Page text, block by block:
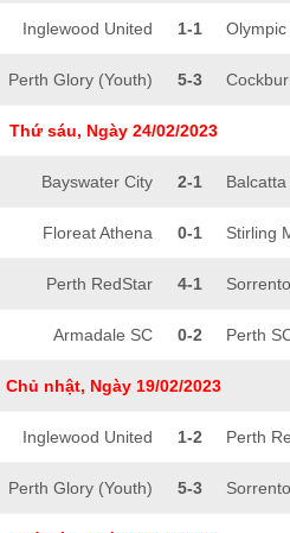
Inglewood United 1-1
Perth Glory (Youth) 5-3
Thứ sáu, Ngày 24/02/2023
Bayswater City 2-1
Floreat Athena 0-1 Stirling
Perth RedStar 4-1
Armadale SC 0-2 Perth
Chủ nhật, Ngày 19/02/2023
Inglewood United 1-2 Perth
Perth Glory (Youth) 5-3